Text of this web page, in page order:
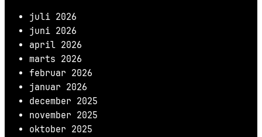
juli 2026
juni 2026
april 2026
marts 2026
februar 2026
januar 2026
december 2025
november 2025
oktober 2025